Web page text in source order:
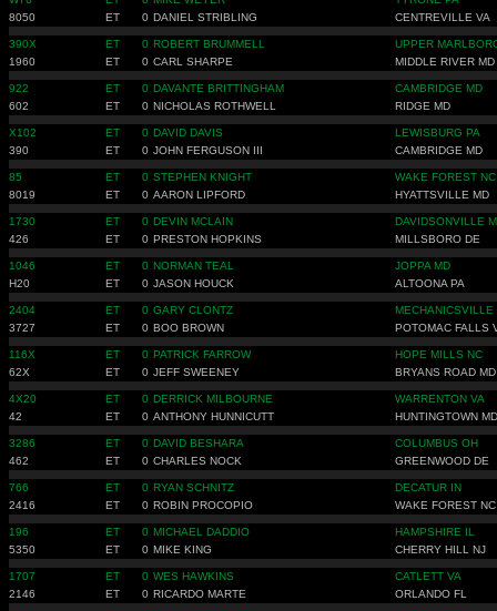
8050
ET 0 DANIEL STRIBLING CENTREVILLE VA
390X ET 0 ROBERT BRUMMELL
UPPER
1960
ET 0 CARL SHARPE MIDDLE RIVER MD
922 ET 0 DAVANTE BRITTINGHAM
CAMBRIDGE MD
602
ET 0 NICHOLAS ROTHWELL RIDGE MD
X102 ET 0 DAVID DAVIS
LEWISBURG PA
390
ET 0 JOHN FERGUSON III CAMBRIDGE MD
85 ET 0 STEPHEN KNIGHT
WAKE FOREST NC
8019
ET 0 AARON LIPFORD HYATTSVILLE MD
1730 ET 0 DEVIN MCLAIN
DAVIDSONVILLE
426
ET 0 PRESTON HOPKINS MILLSBORO DE
1046 ET 0 NORMAN TEAL
JOPPA MD
H20
ET 0 JASON HOUCK ALTOONA PA
2404 ET 0 GARY CLONTZ
MECHANICSVILLE
3727
ET 0 BOO BROWN POTOMAC FALLS
116X ET 0 PATRICK FARROW
HOPE MILLS NC
62X
ET 0 JEFF SWEENEY BRYANS ROAD MD
4X20 ET 0 DERRICK MILBOURNE
WARRENTON VA
42
ET 0 ANTHONY HUNNICUTT HUNTINGTOWN MD
3286 ET 0 DAVID BESHARA
COLUMBUS OH
462
ET 0 CHARLES NOCK GREENWOOD DE
766 ET 0 RYAN SCHNITZ
DECATUR IN
2416
ET 0 ROBIN PROCOPIO WAKE FOREST NC
196 ET 0 MICHAEL DADDIO
HAMPSHIRE IL
5350
ET 0 MIKE KING CHERRY HILL NJ
1707 ET 0 WES HAWKINS
CATLETT VA
2146
ET 0 RICARDO MARTE ORLANDO FL